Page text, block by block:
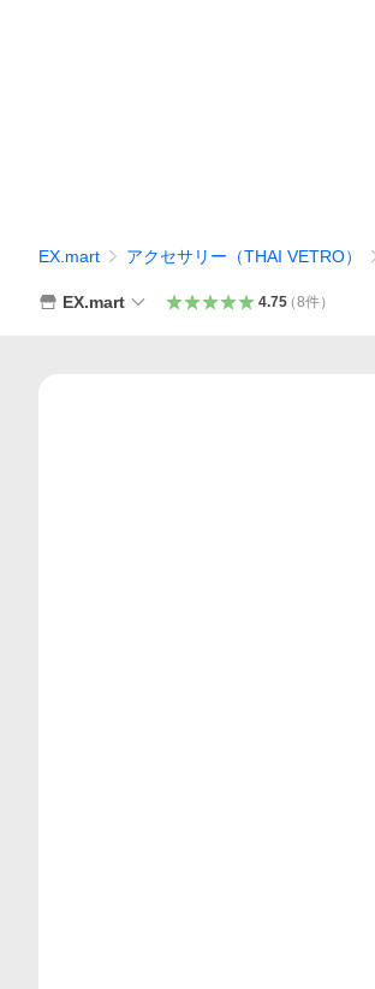
EX.mart アクセサリー（THAI VETRO）
EX.mart 4.75（8件）